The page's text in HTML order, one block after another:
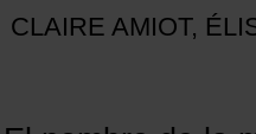
CLAIRE AMIOT,